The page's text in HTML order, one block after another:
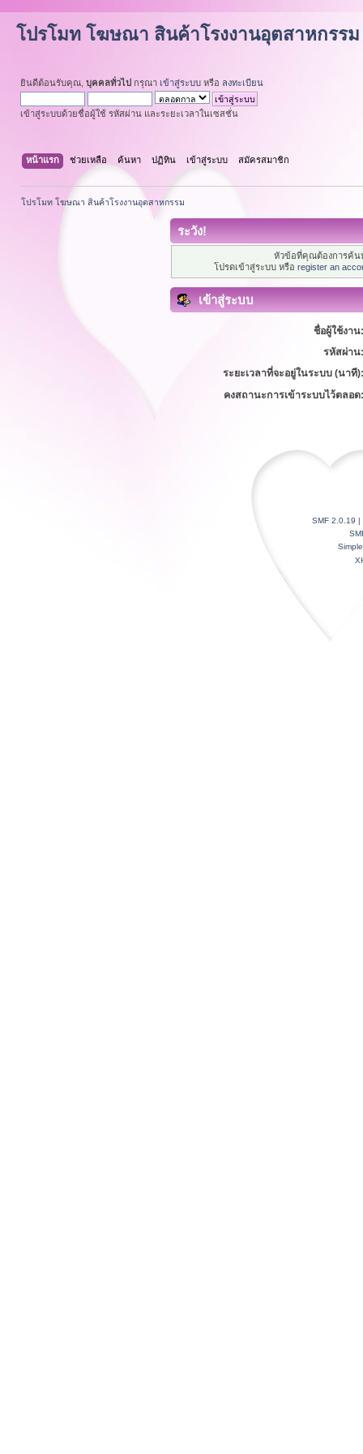
โปรโมท โฆษณา สินค้าโรงงานอุตสาหกรรม
ยินดีต้อนรับคุณ, บุคคลทั่วไป กรุณา เข้าสู่ระบบ หรือ ลงทะเบียน
เข้าสู่ระบบด้วยชื่อผู้ใช้ รหัสผ่าน และระยะเวลาในเซสชั่น
หน้าแรก ช่วยเหลือ ค้นหา ปฏิทิน เข้าสู่ระบบ สมัครสมาชิก
โปรโมท โฆษณา สินค้าโรงงานอุตสาหกรรม
ระวัง!
หัวข้อที่คุณต้องการค้น
โปรดเข้าสู่ระบบ หรือ register an
เข้าสู่ระบบ
ชื่อผู้ใช้งาน:
รหัสผ่าน:
ระยะเวลาที่จะอยู่ในระบบ (นาที):
คงสถานะการเข้าระบบไว้ตลอด:
SMF 2.0.19 |